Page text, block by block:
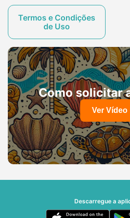
Termos e Condições
de Uso
Como solicitar
Ver Vídeo
Descarregue a